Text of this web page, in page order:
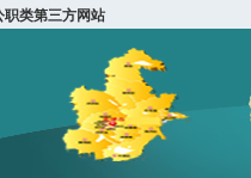
职类第三方网站